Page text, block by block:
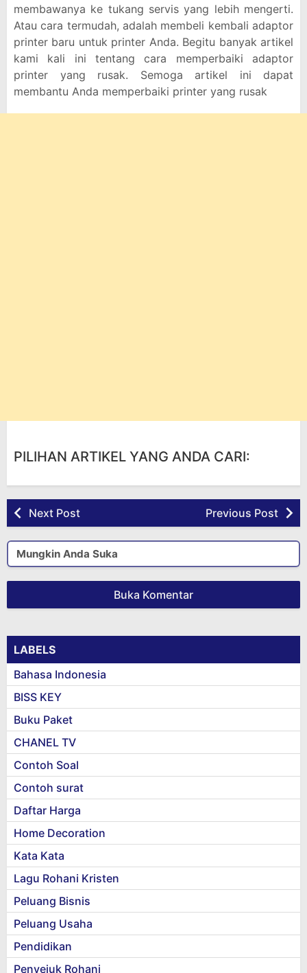
membawanya ke tukang servis yang lebih mengerti.
Atau cara termudah, adalah membeli kembali adaptor
printer baru untuk printer Anda. Begitu banyak artikel
kami kali ini tentang cara memperbaiki adaptor
printer yang rusak. Semoga artikel ini dapat
membantu Anda memperbaiki printer yang rusak
PILIHAN ARTIKEL YANG ANDA CARI:
Next Post Previous Post
Mungkin Anda Suka
Buka Komentar
LABELS
Bahasa Indonesia
BISS KEY
Buku Paket
CHANEL TV
Contoh Soal
Contoh surat
Daftar Harga
Home Decoration
Kata Kata
Lagu Rohani Kristen
Peluang Bisnis
Peluang Usaha
Pendidikan
Penyejuk Rohani